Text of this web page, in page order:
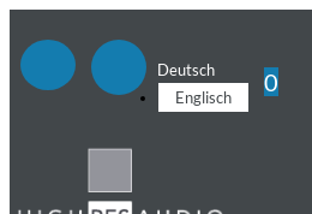
Deutsch
Englisch
0